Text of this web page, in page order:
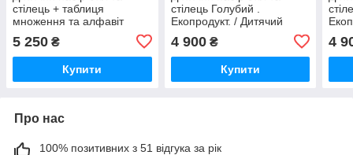
стілець + таблиця
множення та алфавіт
Дитячий набір стіл та
стілець + таблиця
5 250 ₴
Купити
стілець Голубий .
Екопродукт. / Дитячий
Голубий . Екопродукт.
4 900₴
Купити
4
Про нас
100% позитивних з 51 відгука за рік